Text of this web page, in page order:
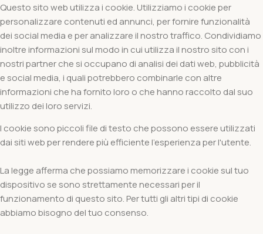
Questo sito web utilizza i cookie. Utilizziamo i cookie per
personalizzare contenuti ed annunci, per fornire funzionalità
dei social media e per analizzare il nostro traffico. Condividiamo
inoltre informazioni sul modo in cui utilizza il nostro sito con i
nostri partner che si occupano di analisi dei dati web, pubblicità
e social media, i quali potrebbero combinarle con altre
informazioni che ha fornito loro o che hanno raccolto dal suo
utilizzo dei loro servizi.
I cookie sono piccoli file di testo che possono essere utilizzati
dai siti web per rendere più efficiente l'esperienza per l'utente.
La legge afferma che possiamo memorizzare i cookie sul tuo
dispositivo se sono strettamente necessari per il
funzionamento di questo sito. Per tutti gli altri tipi di cookie
abbiamo bisogno del tuo consenso.